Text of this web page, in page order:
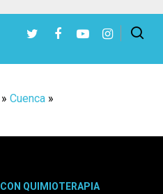
» Cuenca »
QUIMIOTERAPIA